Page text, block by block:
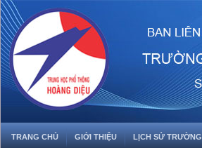
TRANG CHỦ GIỚI THIỆU LỊCH SỬ TRƯỜNG